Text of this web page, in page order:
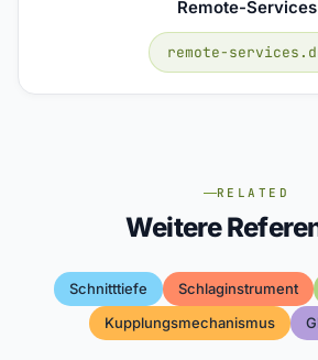
Remote-Services
remote-
RELATED
Weitere
Schnitttiefe Schlaginstrument
Kupplungsmechanismus